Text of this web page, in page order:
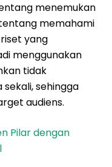
menemukan
memahami
yang
menggunakan
tidak
sehingga
audiens.
Pilar dengan